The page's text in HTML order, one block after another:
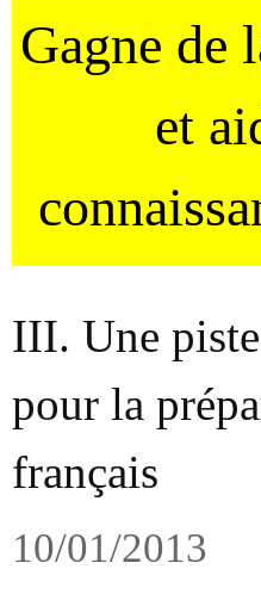
Gagne de
et
III. Une
pour la
français
10/01/2013